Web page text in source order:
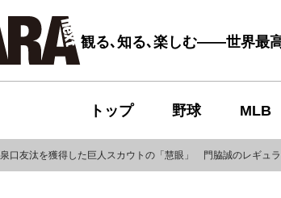
観る､知る､楽しむ――世界最
トップ 野球 MLB
泉口友汰を獲得した巨人スカウトの「慧眼」 門脇誠のレギュラ